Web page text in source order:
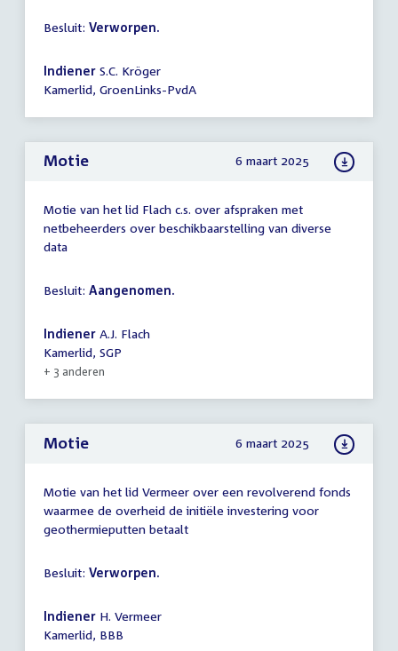
Besluit: Verworpen.
Indiener S.C. Kröger
Kamerlid, GroenLinks-PvdA
Motie 6 maart 2025
Motie van het lid Flach c.s. over afspraken met
netbeheerders over beschikbaarstelling van diverse
data
Besluit: Aangenomen.
Indiener A.J. Flach
Kamerlid, SGP
+ 3 anderen
Motie 6 maart 2025
Motie van het lid Vermeer over een revolverend fonds
waarmee de overheid de initiële investering voor
geothermieputten betaalt
Besluit: Verworpen.
Indiener H. Vermeer
Kamerlid, BBB